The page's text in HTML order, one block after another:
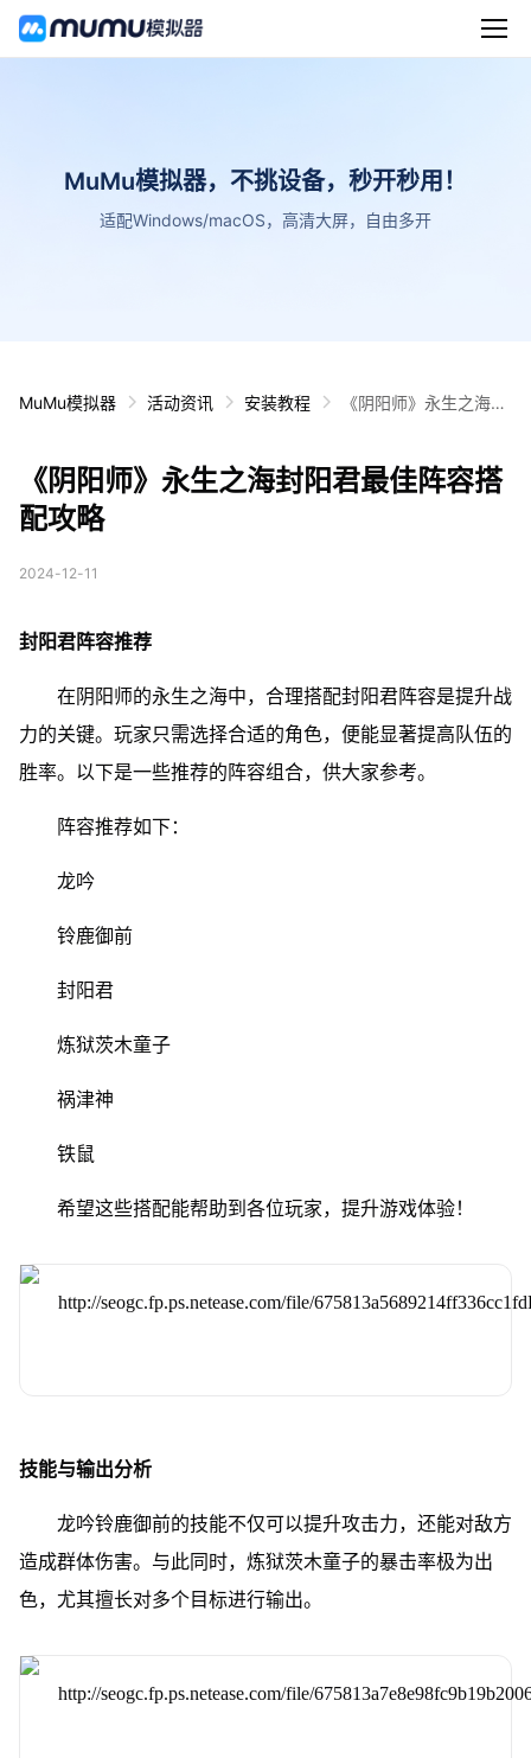
MuMu模拟器，不挑设备，秒开秒用！
适配Windows/macOS，高清大屏，自由多开
MuMu模拟器 活动资讯 安装教程
《阴阳师》永生之海封
《阴阳师》永生之海封阳君最佳阵容搭
配攻略
2024-12-11
封阳君阵容推荐
在阴阳师的永生之海中，合理搭配封阳君阵容是提升战
力的关键。玩家只需选择合适的角色，便能显著提高队伍的
胜率。以下是一些推荐的阵容组合，供大家参考。
阵容推荐如下：
龙吟
铃鹿御前
封阳君
炼狱茨木童子
祸津神
铁鼠
希望这些搭配能帮助到各位玩家，提升游戏体验！
技能与输出分析
龙吟铃鹿御前的技能不仅可以提升攻击力，还能对敌方
造成群体伤害。与此同时，炼狱茨木童子的暴击率极为出
色，尤其擅长对多个目标进行输出。